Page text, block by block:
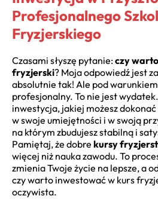
Profesjonalnego
Fryzjerskiego
Czasami słyszę pytanie:czy
fryzjerski? Moja odpowiedź jest
absolutnie tak! Ale pod
profesjonalny. To nie jest
inwestycja, jakiej możesz
w swoje umiejętności i w swoją
na którym zbudujesz stabilną i
Pamiętaj, że dobre kursy
więcej niż nauka zawodu. To
zmienia Twoje życie na lepsze, a
czy warto inwestować w kurs
oczywista.